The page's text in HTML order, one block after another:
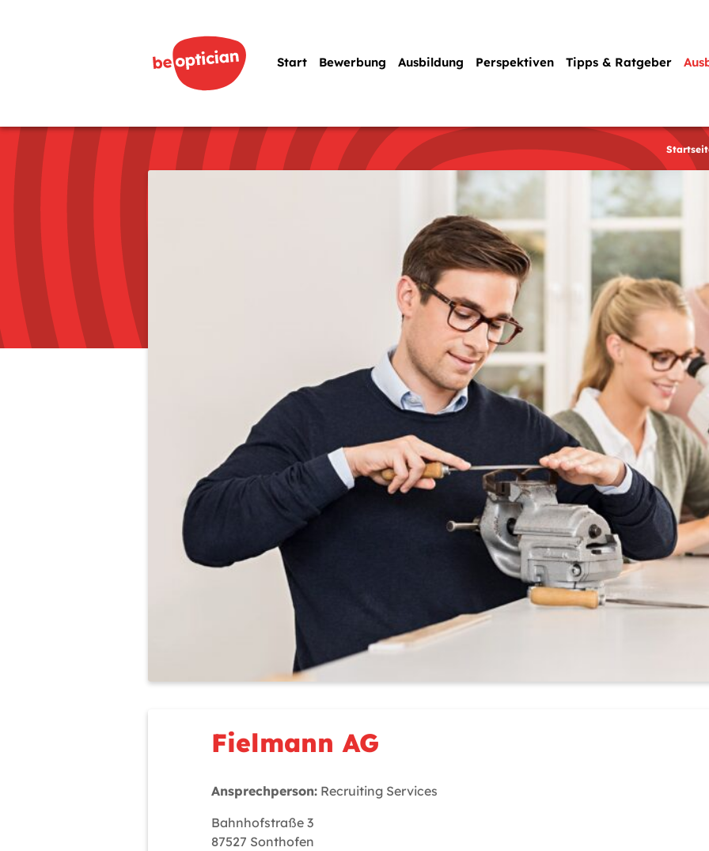
Start Bewerbung Ausbildung Perspektiven Tipps & Ratgeber
Fielmann AG
Ansprechperson: Recruiting Services
Bahnhofstraße 3
87527 Sonthofen